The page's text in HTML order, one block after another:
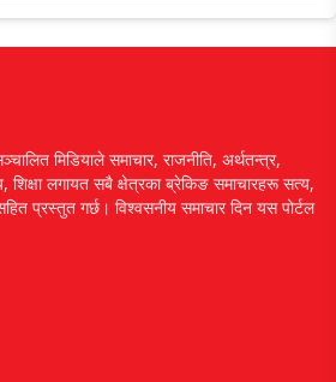
मिडियाले समाचार, राजनीति, अर्थतन्त्र,
शिक्षा लगायत सबै क्षेत्रका ब्रेकिङ समाचारहरू सत्य,
प्रस्तुत गर्छ। विश्वसनीय समाचार दिन यस पोर्टल